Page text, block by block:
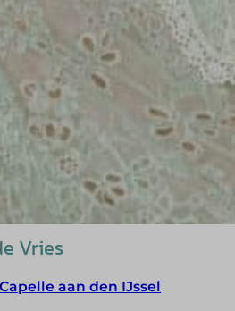
Vries
Capelle aan den IJssel